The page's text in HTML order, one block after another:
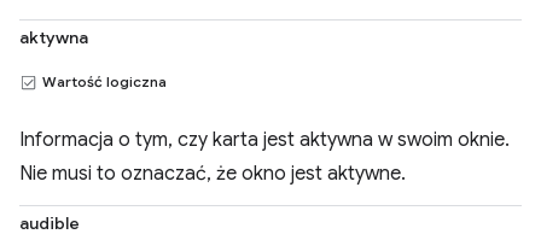
aktywna
Wartość logiczna
Informacja o tym, czy karta jest aktywna w swoim oknie.
Nie musi to oznaczać, że okno jest aktywne.
audible